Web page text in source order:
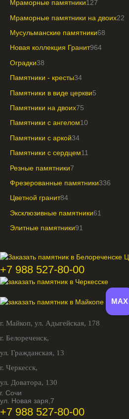
Мраморные памятники127
Мраморные памятники на двоих22
Мусульманские памятники68
Новая коллекция Гранит964
Оградки38
Памятники - кресты34
Памятники в виде церкви5
Памятники на двоих75
Памятники с ангелом10
Памятники с аркой34
Памятники с сердцем11
Резные памятники7
Фрезерованные памятники336
Цветной гранит84
Эксклюзивные памятники61
Элитные памятники91
+7 988 527-80-00
MAX
г. Майкоп, ул. Адыгейская, 178
г. Белореченск,
ул. Гражданская, 13
г. Черкесск,
ул. Доватора, 130
г. Сочи
ул. Новая заря,7
+7 988 527-80-00